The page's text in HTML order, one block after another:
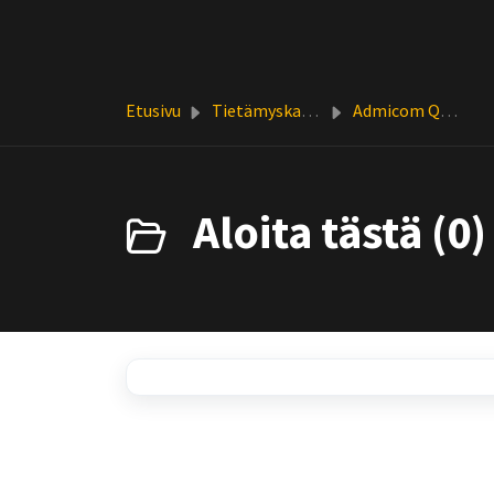
Etusivu Tietämyskanta Admicom Quantima
Aloita tästä (0)